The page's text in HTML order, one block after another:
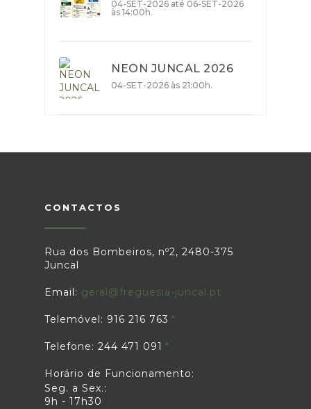
04-SET-2026 até 06-SET-2026
às 14:00h.
NEON JUNCAL 2026
04-SET-2026 às 21:00h.
CONTACTOS
Rua dos Bombeiros, nº2, 2480-375
Juncal
Email: geral@freguesia-juncal.pt
Telemóvel: 916 216 763
Telefone: 244 471 091
Horário de Funcionamento:
Seg. a Sex.:
9h - 17h30